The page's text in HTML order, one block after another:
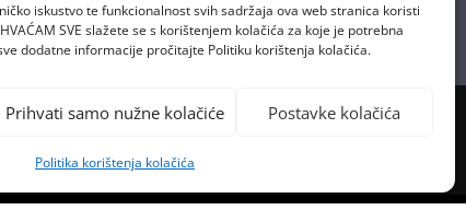
iskustvo te funkcionalnost svih sadržaja ova web stranica koristi
SVE slažete se s korištenjem kolačića za koje je potrebna
dodatne informacije pročitajte Politiku korištenja kolačića.
Prihvati samo nužne kolačiće Postavke kolačića
Politika korištenja kolačića